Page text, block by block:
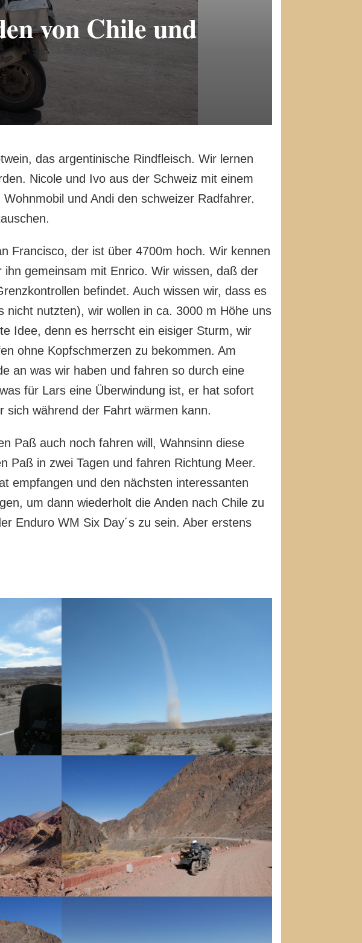
von Chile und
das argentinische Rindfleisch. Wir lernen
Nicole und Ivo aus der Schweiz mit einem
und Andi den schweizer Radfahrer.
Francisco, der ist über 4700m hoch. Wir kennen
gemeinsam mit Enrico. Wir wissen, daß der
befindet. Auch wissen wir, dass es
nicht nutzten), wir wollen in ca. 3000 m Höhe uns
Idee, denn es herrscht ein eisiger Sturm, wir
ohne Kopfschmerzen zu bekommen. Am
an was wir haben und fahren so durch eine
für Lars eine Überwindung ist, er hat sofort
sich während der Fahrt wärmen kann.
Paß auch noch fahren will, Wahnsinn diese
Paß in zwei Tagen und fahren Richtung Meer.
empfangen und den nächsten interessanten
um dann wiederholt die Anden nach Chile zu
Enduro WM Six Day´s zu sein. Aber erstens